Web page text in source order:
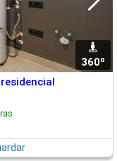
360º